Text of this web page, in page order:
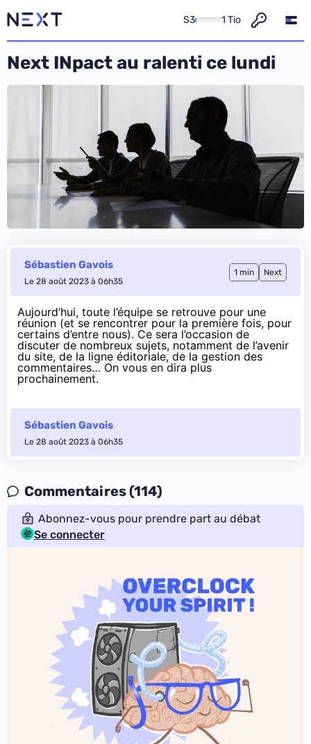
S3 1 Tio
Next INpact au ralenti ce lundi
Sébastien Gavois
Le 28 août 2023 à 06h35
1 min Next
Aujourd’hui, toute l’équipe se retrouve pour une
réunion (et se rencontrer pour la première fois, pour
certains d’entre nous). Ce sera l’occasion de
discuter de nombreux sujets, notamment de l’avenir
du site, de la ligne éditoriale, de la gestion des
commentaires… On vous en dira plus
prochainement.
Sébastien Gavois
Le 28 août 2023 à 06h35
Commentaires (114)
Abonnez-vous pour prendre part au débat
Se connecter